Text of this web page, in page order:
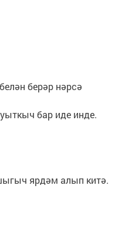
берәр нәрсә
бар иде инде.
ярдәм алып китә.